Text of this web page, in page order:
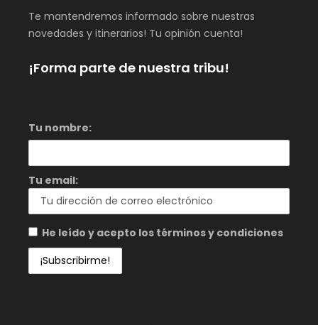
Te mantendremos informado sobre nuestras
novedades y itinerarios! Tu opinión cuenta!
¡Forma parte de nuestra tribu!
Tu nombre:
Tu email:
He leído y acepto los términos y condiciones